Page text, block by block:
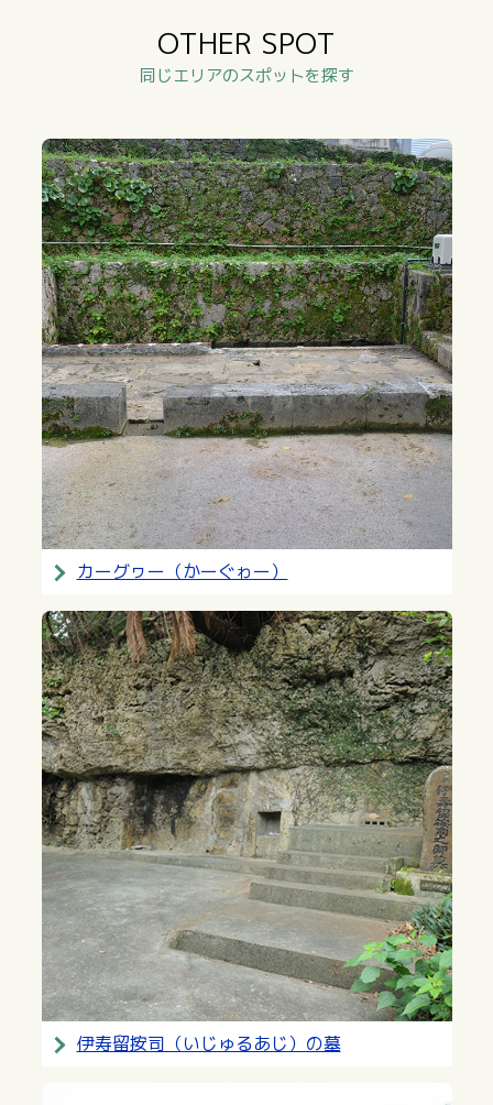
OTHER SPOT
同じエリアのスポットを探す
カーグヮー（かーぐゎー）
伊寿留按司（いじゅるあじ）の墓